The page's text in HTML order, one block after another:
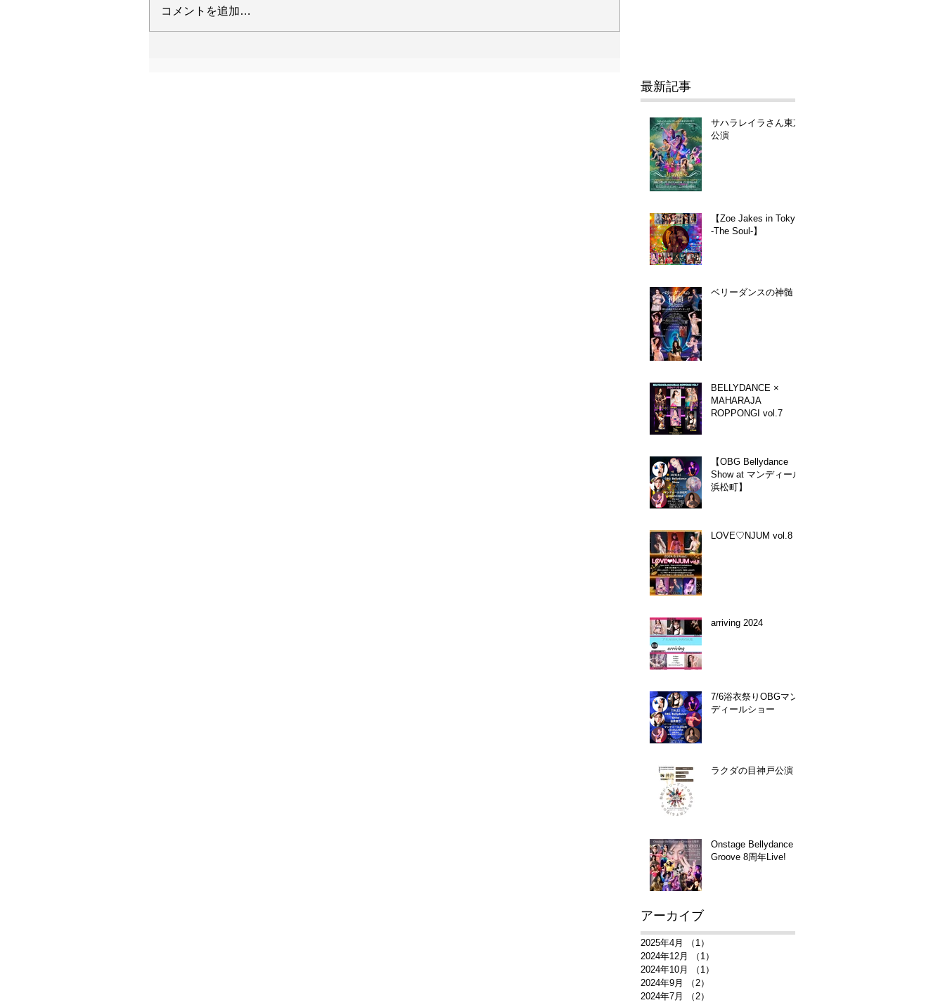
コメントを追加…
最新記事
サハラレイラさん東京
公演
【Zoe Jakes in Tokyo
-The Soul-】
ベリーダンスの神髄
BELLYDANCE ×
MAHARAJA
ROPPONGI vol.7
【OBG Bellydance
Show at マンディール
浜松町】
LOVE♡NJUM vol.8
arriving 2024
7/6浴衣祭りOBGマン
ディールショー
ラクダの目神戸公演
Onstage Bellydance
Groove 8周年Live!
アーカイブ
2025年4月 （1）
2024年12月
（1）
2024年10月
（1）
2024年9月
（2）
2024年7月
（2）